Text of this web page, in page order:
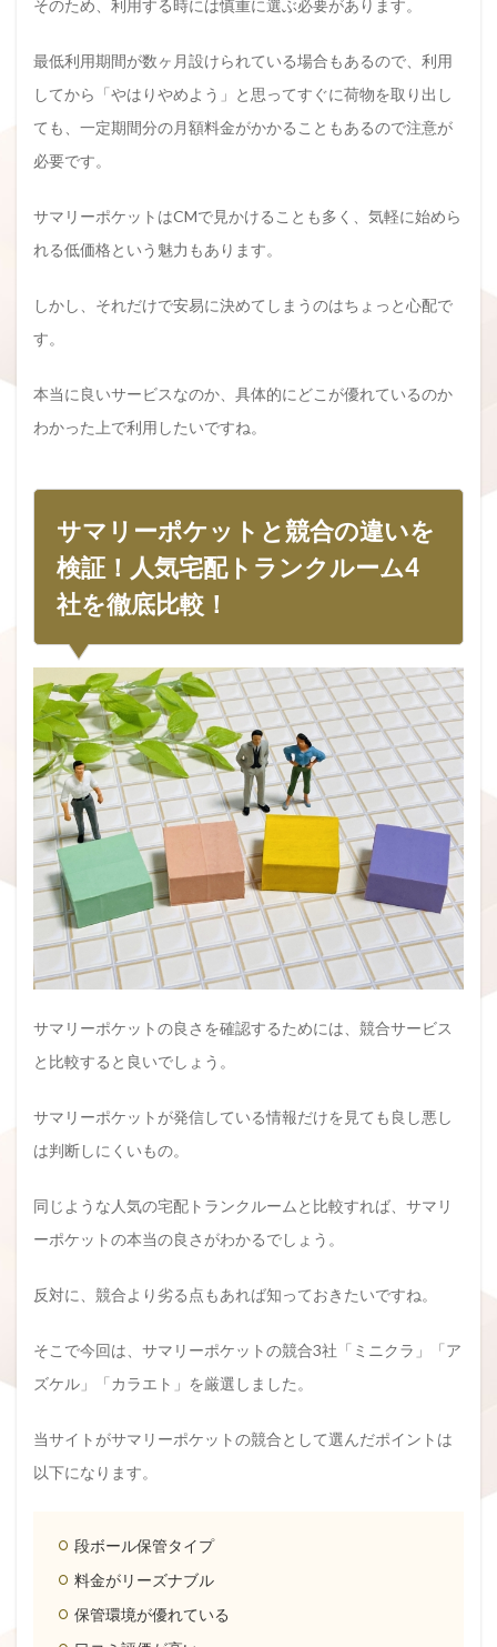
そのため、利用する時には慎重に選ぶ必要があります。
最低利用期間が数ヶ月設けられている場合もあるので、利用
してから「やはりやめよう」と思ってすぐに荷物を取り出し
ても、一定期間分の月額料金がかかることもあるので注意が
必要です。
サマリーポケットはCMで見かけることも多く、気軽に始めら
れる低価格という魅力もあります。
しかし、それだけで安易に決めてしまうのはちょっと心配で
す。
本当に良いサービスなのか、具体的にどこが優れているのか
わかった上で利用したいですね。
サマリーポケットと競合の違いを
検証！人気宅配トランクルーム4
社を徹底比較！
サマリーポケットの良さを確認するためには、競合サービス
と比較すると良いでしょう。
サマリーポケットが発信している情報だけを見ても良し悪し
は判断しにくいもの。
同じような人気の宅配トランクルームと比較すれば、サマリ
ーポケットの本当の良さがわかるでしょう。
反対に、競合より劣る点もあれば知っておきたいですね。
そこで今回は、サマリーポケットの競合3社「ミニクラ」「ア
ズケル」「カラエト」を厳選しました。
当サイトがサマリーポケットの競合として選んだポイントは
以下になります。
段ボール保管タイプ
料金がリーズナブル
保管環境が優れている